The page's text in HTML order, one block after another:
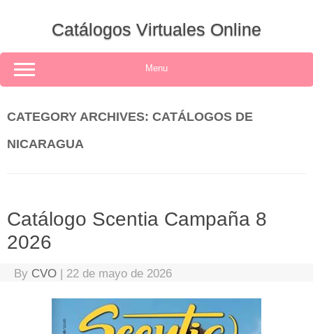
Catálogos Virtuales Online
Menu
CATEGORY ARCHIVES: CATÁLOGOS DE
NICARAGUA
Catálogo Scentia Campaña 8
2026
By CVO | 22 de mayo de 2026